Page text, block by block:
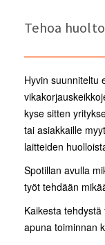
Tehoa
Hyvin suunniteltu
kyse sitten
tai asiakkaille
laitteiden
Spotillan avulla
työt tehdään
Kaikesta
apuna toiminnan